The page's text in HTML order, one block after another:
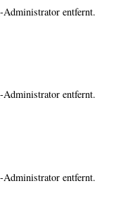
entfernt.
entfernt.
entfernt.